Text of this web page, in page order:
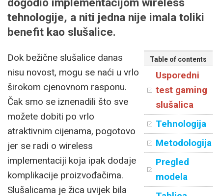
tehnologije, a niti jedna nije imala toliki
benefit kao slušalice.
Table of contents
Usporedni
test gaming
slušalica
Tehnologija
Metodologija
Pregled
modela
Dok bežične slušalice danas
nisu novost, mogu se naći u vrlo
širokom cjenovnom rasponu.
Čak smo se iznenadili što sve
možete dobiti po vrlo
atraktivnim cijenama, pogotovo
jer se radi o wireless
implementaciji koja ipak dodaje
komplikacije proizvođačima.
Slušalicama je žica uvijek bila